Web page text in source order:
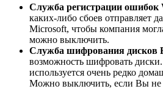
Служба регистрации ошибок
каких-либо сбоев отправляет
Microsoft, чтобы компания
можно выключить.
Служба шифрования дисков
возможность шифровать
используется очень редко
Можно выключить, если Вы не